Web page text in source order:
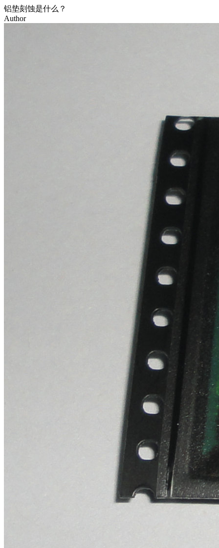
铝垫刻蚀是什么？
Author